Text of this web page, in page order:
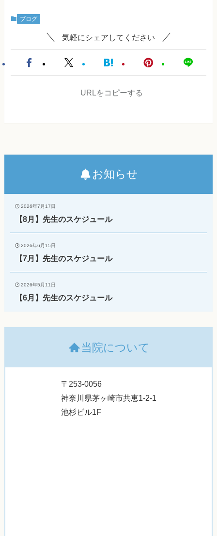
ブログ
気軽にシェアしてください
URLをコピーする
お知らせ
2026年7月17日
【8月】先生のスケジュール
2026年6月15日
【7月】先生のスケジュール
2026年5月11日
【6月】先生のスケジュール
当院について
〒253-0056
神奈川県茅ヶ崎市共恵1-2-1
池杉ビル1F